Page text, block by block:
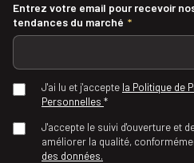
Entrez votre email pour recevoir
tendances du marché *
J'ai lu et j'accepte la Politique de
Personnelles *
J'accepte le suivi d'ouverture et
améliorer la qualité,
des données.